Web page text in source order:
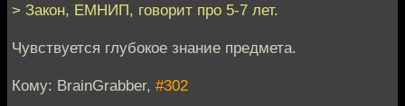
> Закон, ЕМНИП, говорит про 5-7 лет.
Чувствуется глубокое знание предмета.
Кому: BrainGrabber, #302